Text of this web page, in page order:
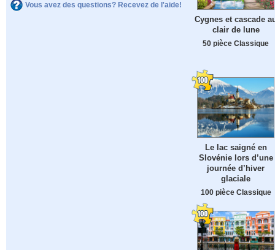
Vous avez des questions? Recevez de l'aide!
Cygnes et cascade
clair de lune
50 pièce Classique
Le lac saigné en
Slovénie lors d’une
journée d’hiver
glaciale
100 pièce Classique